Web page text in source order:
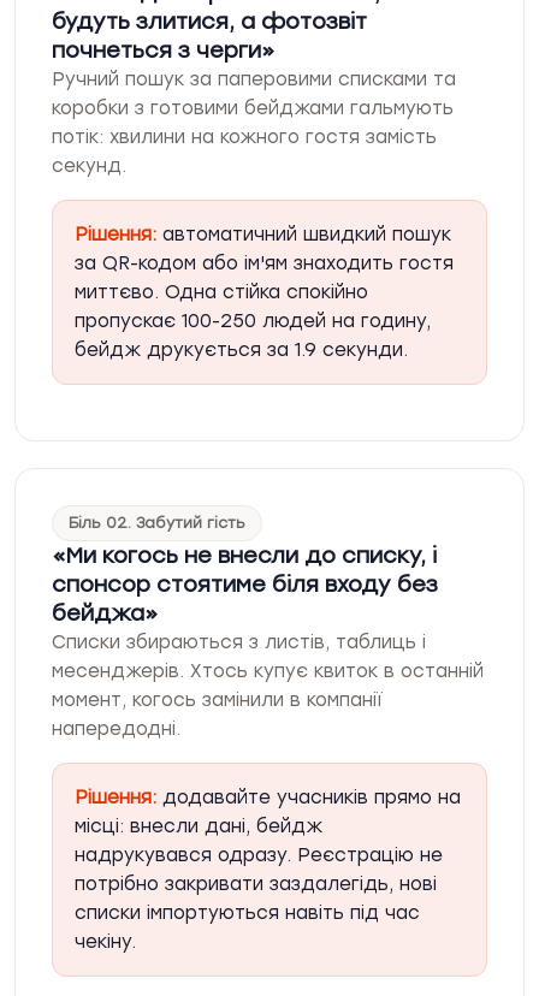
будуть злитися, а фотозвіт
почнеться з черги
Ручний пошук за паперовими списками та
коробки з готовими бейджами гальмують
потік: хвилини на кожного гостя замість
секунд.
Рішення: автоматичний швидкий пошук
за QR-кодом або ім'ям знаходить гостя
миттєво. Одна стійка спокійно
пропускає 100-250 людей на годину,
бейдж друкується за 1.9 секунди.
Біль 02. Забутий гість
Ми когось не внесли до списку, і
спонсор стоятиме біля входу без
бейджа
Списки збираються з листів, таблиць і
месенджерів. Хтось купує квиток в останній
момент, когось замінили в компанії
напередодні.
Рішення: додавайте учасників прямо на
місці: внесли дані, бейдж
надрукувався одразу. Реєстрацію не
потрібно закривати заздалегідь, нові
списки імпортуються навіть під час
чекіну.